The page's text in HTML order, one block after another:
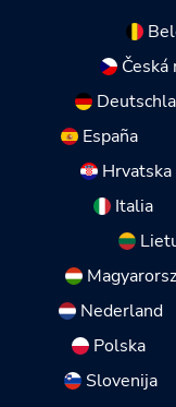
Česká
España
Hrvatska
Italia
Nederland
Polska
Slovenija